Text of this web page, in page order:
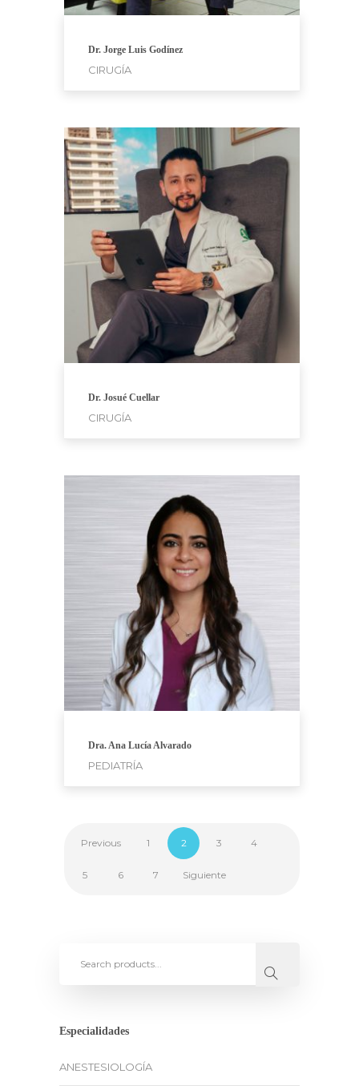
Dr. Jorge Luis Godínez
CIRUGÍA
Dr. Josué Cuellar
CIRUGÍA
Dra. Ana Lucía Alvarado
PEDIATRÍA
Previous 1 2 3 4
5 6 7 Siguiente
Especialidades
ANESTESIOLOGÍA